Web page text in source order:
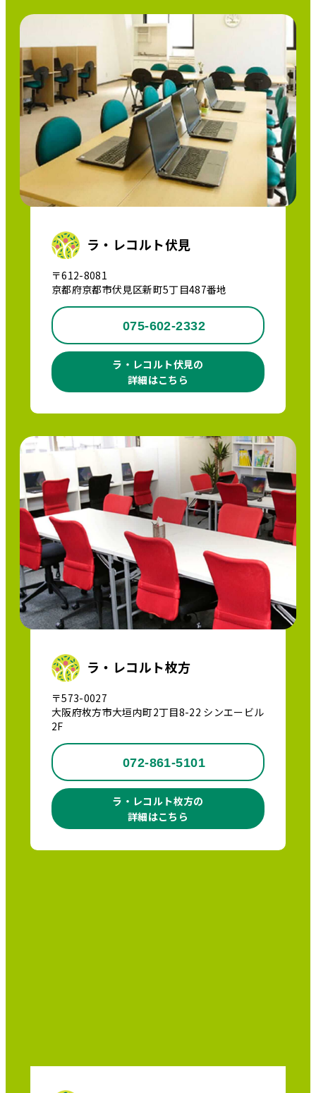
ラ・レコルト伏見
〒612-8081
京都府京都市伏見区新町5丁目487番地
075-602-2332
ラ・レコルト伏見の
詳細はこちら
ラ・レコルト枚方
〒573-0027
大阪府枚方市大垣内町2丁目8-22 シンエービル
2F
072-861-5101
ラ・レコルト枚方の
詳細はこちら